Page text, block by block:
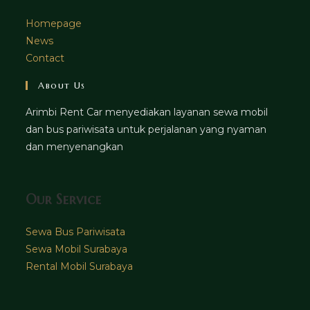
Homepage
News
Contact
About Us
Arimbi Rent Car menyediakan layanan sewa mobil
dan bus pariwisata untuk perjalanan yang nyaman
dan menyenangkan
Our Service
Sewa Bus Pariwisata
Sewa Mobil Surabaya
Rental Mobil Surabaya